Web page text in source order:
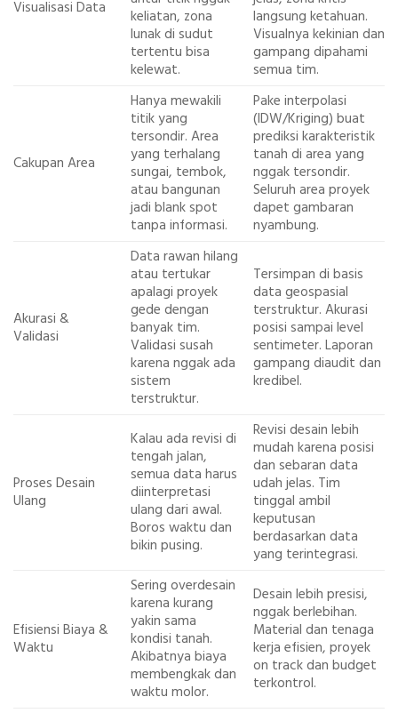
Visualisasi Data
keliatan, zona
lunak di sudut
tertentu bisa
kelewat.
langsung ketahuan.
Visualnya kekinian dan
gampang dipahami
semua tim.
Cakupan Area
Hanya mewakili
titik yang
tersondir. Area
yang terhalang
sungai, tembok,
atau bangunan
jadi blank spot
tanpa informasi.
Pake interpolasi
(IDW/Kriging) buat
prediksi karakteristik
tanah di area yang
nggak tersondir.
Seluruh area proyek
dapet gambaran
nyambung.
Akurasi &
Validasi
Data rawan hilang
atau tertukar
apalagi proyek
gede dengan
banyak tim.
Validasi susah
karena nggak ada
sistem
terstruktur.
Tersimpan di basis
data geospasial
terstruktur. Akurasi
posisi sampai level
sentimeter. Laporan
gampang diaudit dan
kredibel.
Proses Desain
Ulang
Kalau ada revisi di
tengah jalan,
semua data harus
diinterpretasi
ulang dari awal.
Boros waktu dan
bikin pusing.
Revisi desain lebih
mudah karena posisi
dan sebaran data
udah jelas. Tim
tinggal ambil
keputusan
berdasarkan data
yang terintegrasi.
Efisiensi Biaya &
Waktu
Sering overdesain
karena kurang
yakin sama
kondisi tanah.
Akibatnya biaya
membengkak dan
waktu molor.
Desain lebih presisi,
nggak berlebihan.
Material dan tenaga
kerja efisien, proyek
on track dan budget
terkontrol.